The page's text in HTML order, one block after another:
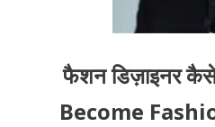
फैशन डिज़ाइनर
Become